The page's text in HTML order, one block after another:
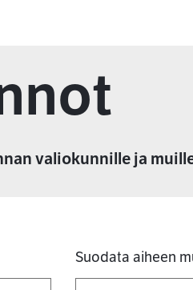
valiokunnille ja
Suodata aiheen